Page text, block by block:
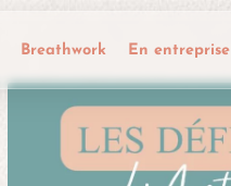
Breathwork En entreprise